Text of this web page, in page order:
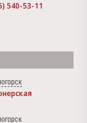
540-53-11